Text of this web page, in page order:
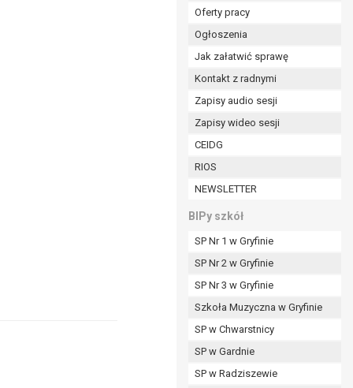
Oferty pracy
Ogłoszenia
Jak załatwić sprawę
Kontakt z radnymi
Zapisy audio sesji
Zapisy wideo sesji
CEIDG
RIOS
NEWSLETTER
BIPy szkół
SP Nr 1 w Gryfinie
SP Nr 2 w Gryfinie
SP Nr 3 w Gryfinie
Szkoła Muzyczna w Gryfinie
SP w Chwarstnicy
SP w Gardnie
SP w Radziszewie
i celu określonym w treści zgody.
odbiorcom lub kategoriom odbiorców danych
danych osobowych;
z terminami archiwizacji określonymi przez
czasu wycofania tej zgody.
do realizacji zawartej umowy, a po tym
na przetwarzanie danych po zakończeniu i
z umowy o dofinansowanie zawartej między
gdy: